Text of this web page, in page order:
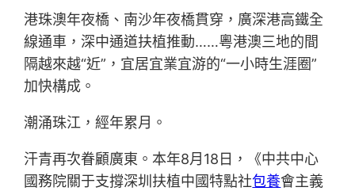
港珠澳年夜橋、南沙年夜橋貫穿，廣深港高鐵全
線通車，深中通道扶植推動……粵港澳三地的間
隔越來越“近”，宜居宜業宜游的“一小時生涯圈”
加快構成。
潮涌珠江，經年累月。
汗青再次眷顧廣東。本年8月18日，《中共中心
國務院關于支撐深圳扶植中國特點社包養會主義